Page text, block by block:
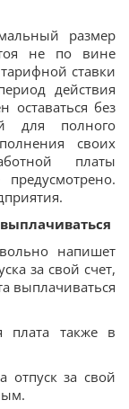
размер
не по вине
ставки
действия
оставаться без
для полного
своих
платы
напишет
за свой счет,
выплачиваться
плата также в
отпуск за свой